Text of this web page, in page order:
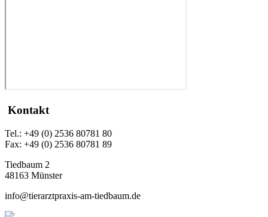
Kontakt
Tel.: +49 (0) 2536 80781 80
Fax: +49 (0) 2536 80781 89
Tiedbaum 2
48163 Münster
info@tierarztpraxis-am-tiedbaum.de